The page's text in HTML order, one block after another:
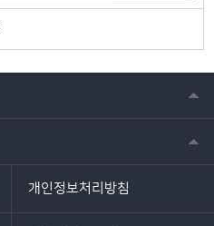
개인정보처리방침